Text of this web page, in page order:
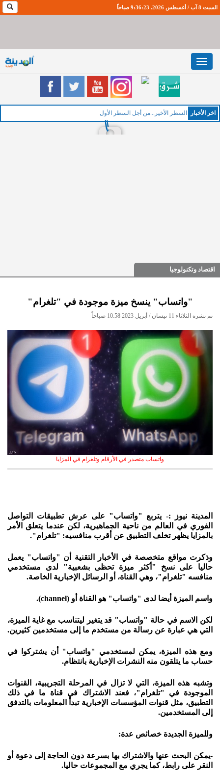
السبت 8 آب / أغسطس 2026. 9:36:24 صباحاً
Toggle
navigation
اخر اﻷخبار ال
اقتصاد وتكنولوجيا
"واتساب" ينسخ ميزة موجودة في "تلغرام"
تم نشره الثلاثاء 11 نيسان / أبريل 2023 10:58 صباحاً
واتساب متصدر في الأرقام وتلغرام في المزايا
المدينة نيوز :- يتربع "واتساب" على عرش تطبيقات التواصل
الفوري في العالم من ناحية الجماهيرية، لكن عندما يتعلق الأمر
بالمزايا يظهر تخلف التطبيق عن أقرب منافسيه: "تلغرام".
وذكرت مواقع متخصصة في الأخبار التقنية أن "واتساب" يعمل
حاليا على نسخ "أكثر ميزة تحظى بشعبية" لدى مستخدمي
منافسه "تلغرام"، وهي القناة، أو الرسائل الإخبارية الخاصة.
واسم الميزة أيضا لدى "واتساب" هو القناة أو (channel).
لكن الاسم في حالة "واتساب" قد يتغير ليتناسب مع غاية الميزة،
التي هي عبارة عن رسالة من مستخدم ما إلى مستخدمين كثيرين.
ومع هذه الميزة، يمكن لمستخدمي "واتساب" أن يشتركوا في
حساب ما يتلقون منه النشرات الإخبارية بانتظام.
وتشبه هذه الميزة، التي لا تزال في المرحلة التجريبية، القنوات
الموجودة في "تلغرام"، فعند الاشتراك في قناة ما في ذلك
التطبيق، مثل قنوات المؤسسات الإخبارية تبدأ المعلومات بالتدفق
إلى المستخدمين.
وللميزة الجديدة خصائص عدة:
-يمكن البحث عنها والاشتراك بها بسرعة دون الحاجة إلى دعوة أو
النقر على رابط، كما يجري مع المجموعات حاليا.